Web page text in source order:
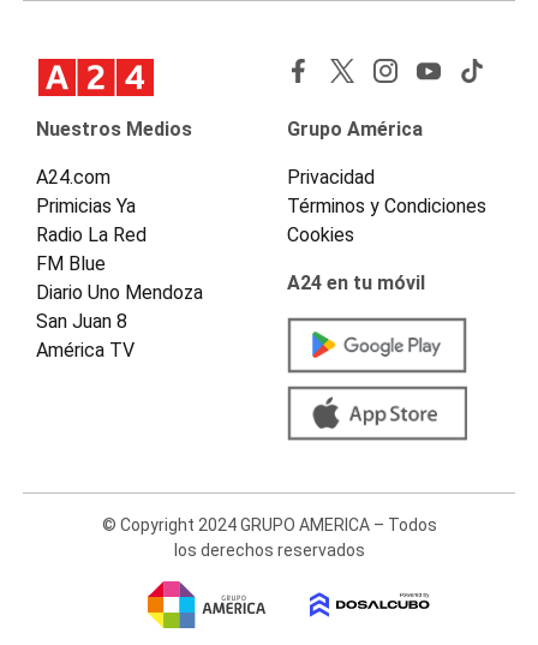
Nuestros Medios
A24.com
Primicias Ya
Radio La Red
FM Blue
Diario Uno Mendoza
San Juan 8
América TV
Grupo América
Privacidad
Términos y Condiciones
Cookies
A24 en tu móvil
© Copyright 2024 GRUPO AMERICA – Todos
los derechos reservados